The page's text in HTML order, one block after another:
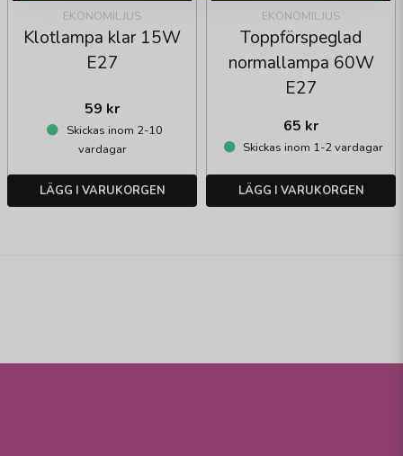
EKONOMILJUS
Klotlampa klar 15W
E27
59 kr
Skickas inom 2-10
vardagar
LÄGG I VARUKORGEN
EKONOMILJUS
Toppförspeglad
normallampa 60W
E27
65 kr
Skickas inom 1-2 vardagar
LÄGG I VARUKORGEN